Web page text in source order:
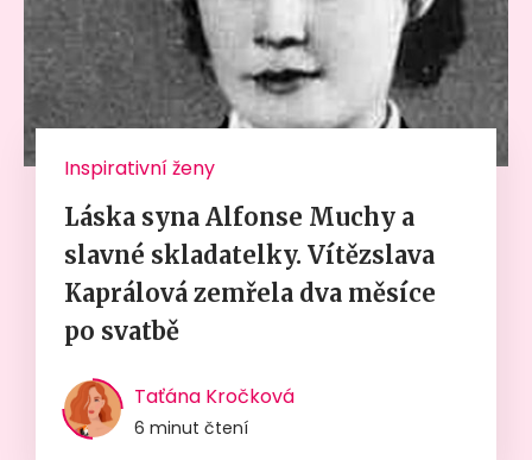
Inspirativní ženy
Láska syna Alfonse Muchy a
slavné skladatelky. Vítězslava
Kaprálová zemřela dva měsíce
po svatbě
Taťána Kročková
6 minut čtení